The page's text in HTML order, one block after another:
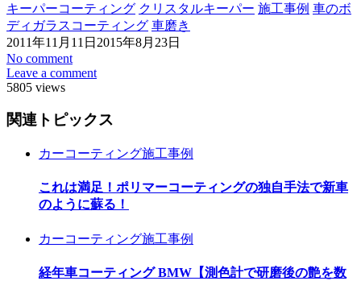
キーパーコーティング クリスタルキーパー 施工事例 車のボ
ディガラスコーティング 車磨き
2011年11月11日 2015年8月23日
No comment
Leave a comment
5805 views
関連トピックス
カーコーティング施工事例
これは満足！ポリマーコーティングの独自手法で新車
のように蘇る！
カーコーティング施工事例
経年車コーティング BMW【測色計で研磨後の艶を数